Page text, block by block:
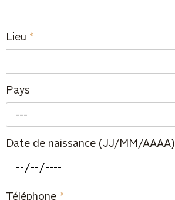
Lieu *
Pays
---
Date de naissance (JJ/MM/AAAA)
Téléphone *